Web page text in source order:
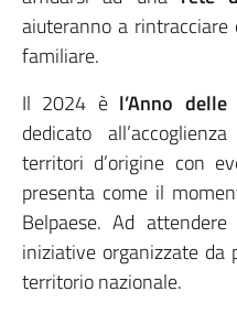
aiuteranno a
familiare.
Il 2024 è l’Anno
dedicato
territori d’origine con
presenta come il
Belpaese. Ad
iniziative organizzate
territorio nazionale.